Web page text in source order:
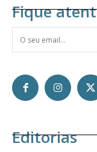
Fique
Editorias